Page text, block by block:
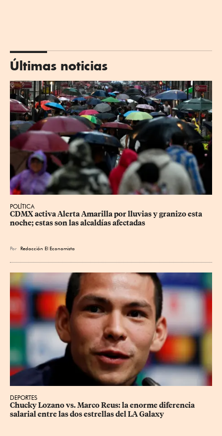
Últimas noticias
POLÍTICA
CDMX activa Alerta Amarilla por lluvias y granizo esta
noche; estas son las alcaldías afectadas
Por Redacción El Economista
DEPORTES
Chucky Lozano vs. Marco Reus: la enorme diferencia
salarial entre las dos estrellas del LA Galaxy